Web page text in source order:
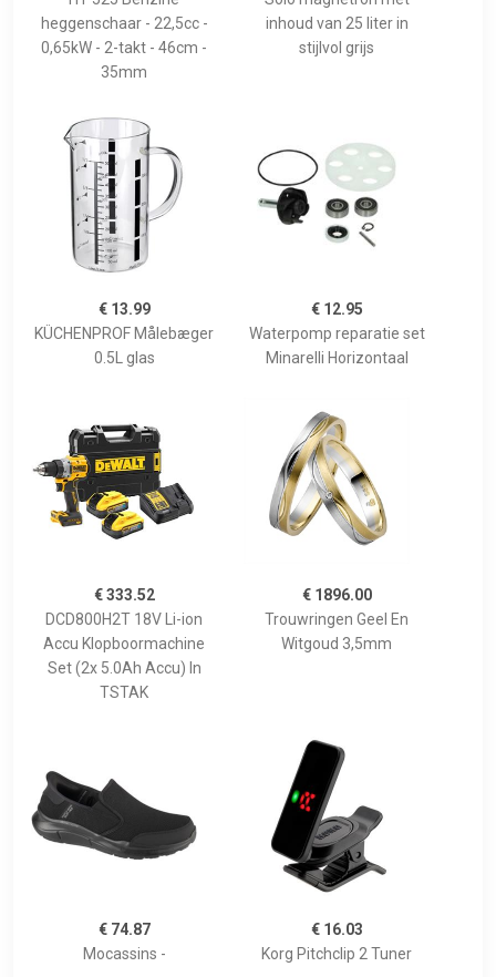
heggenschaar - 22,5cc -
0,65kW - 2-takt - 46cm -
35mm
inhoud van 25 liter in
stijlvol grijs
€ 13.99
KÜCHENPROF Målebæger
0.5L glas
€ 12.95
Waterpomp reparatie set
Minarelli Horizontaal
€ 333.52
DCD800H2T 18V Li-ion
Accu Klopboormachine
Set (2x 5.0Ah Accu) In
TSTAK
€ 1896.00
Trouwringen Geel En
Witgoud 3,5mm
€ 74.87
Mocassins -
€ 16.03
Korg Pitchclip 2 Tuner